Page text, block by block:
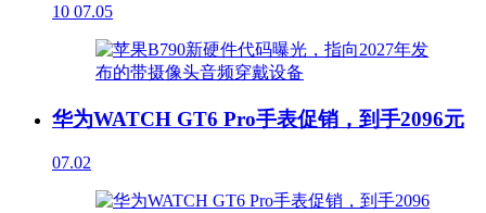
10 07.05
华为WATCH GT6 Pro手表促销，到手2096元
07.02